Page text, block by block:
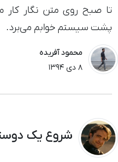
تا صبح روی متن نگار
پشت سیستم خوابم می‌برد.
محمود آفریده
٨ دی ١٣٩۴
شروع یک